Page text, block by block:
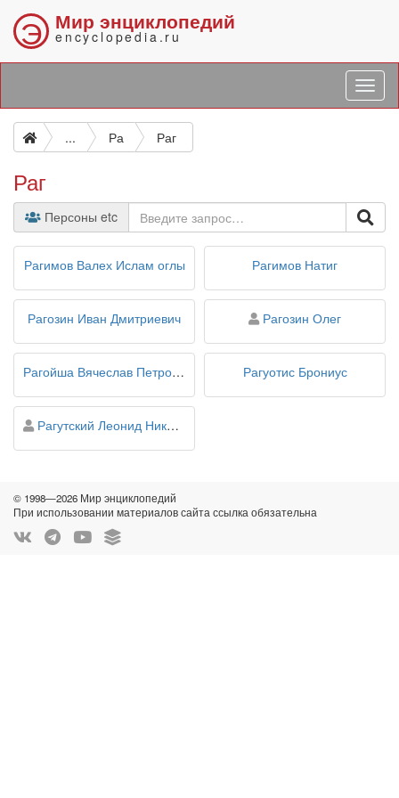
Э Мир энциклопедий
encyclopedia.ru
... Ра Раг
Раг
Персоны etc
Рагимов Валех Ислам оглы Рагимов Натиг
Рагозин Иван Дмитриевич персона
Рагозин Олег
Рагойша Вячеслав Петрович Рагуотис Брониус
персона
Рагутский Леонид Николаевич
© 1998—2026 Мир энциклопедий
При использовании материалов сайта ссылка обязательна